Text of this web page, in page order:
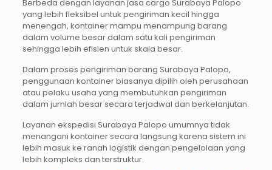
Berbeda dengan layanan jasa cargo Surabaya Palopo
yang lebih fleksibel untuk pengiriman kecil hingga
menengah, kontainer mampu menampung barang
dalam volume besar dalam satu kali pengiriman
sehingga lebih efisien untuk skala besar.
Dalam proses pengiriman barang Surabaya Palopo,
penggunaan kontainer biasanya dipilih oleh perusahaan
atau pelaku usaha yang membutuhkan pengiriman
dalam jumlah besar secara terjadwal dan berkelanjutan.
Layanan ekspedisi Surabaya Palopo umumnya tidak
menangani kontainer secara langsung karena sistem ini
lebih masuk ke ranah logistik dengan pengelolaan yang
lebih kompleks dan terstruktur.